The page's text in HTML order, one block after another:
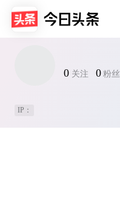
0 关注 0 粉丝
IP：